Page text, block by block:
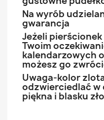
Na wyrób
gwarancja
Jeżeli
Twoim
kalendarzowych
możesz go
Uwaga-kolor
odzwierciedlać w
piękna i blasku